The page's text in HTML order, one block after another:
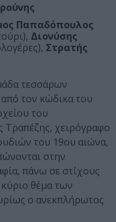
Παπαδόπουλος
Διονύσης
Στρατής
τεσσάρων
τον κώδικα του
του
Τραπέζης, χειρόγραφο
του 19ου αιώνα,
στην
πάνω σε στίχους
θέμα των
ο ανεκπλήρωτος